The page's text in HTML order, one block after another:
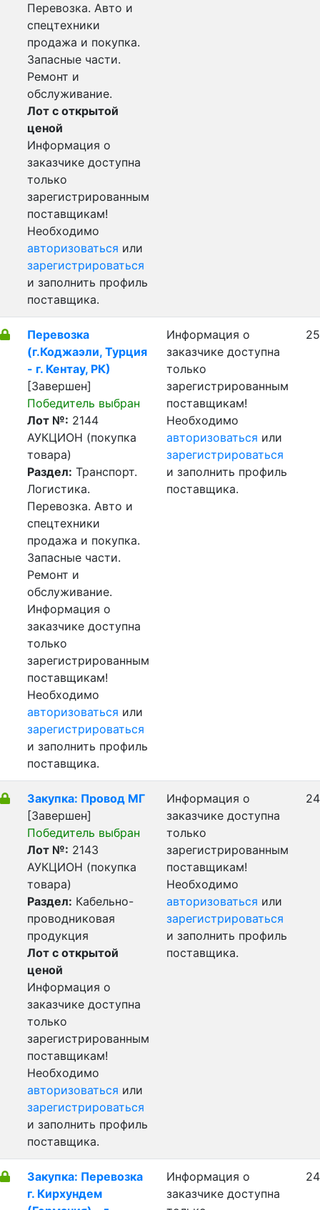
Перевозка. Авто и
спецтехники
продажа и покупка.
Запасные части.
Ремонт и
обслуживание.
Лот с открытой
ценой
Информация о
заказчике доступна
только
зарегистрированным
поставщикам!
Необходимо
авторизоваться или
зарегистрироваться
и заполнить профиль
поставщика.
Перевозка
(г.Коджаэли, Турция
- г. Кентау, РК)
[Завершен]
Победитель выбран
Лот №: 2144
АУКЦИОН (покупка
товара)
Раздел: Транспорт.
Логистика.
Перевозка. Авто и
спецтехники
продажа и покупка.
Запасные части.
Ремонт и
обслуживание.
Информация о
заказчике доступна
только
зарегистрированным
поставщикам!
Необходимо
авторизоваться или
зарегистрироваться
и заполнить профиль
поставщика.
Информация о
заказчике доступна
только
зарегистрированным
поставщикам!
Необходимо
авторизоваться или
зарегистрироваться
и заполнить профиль
поставщика.
Закупка: Провод МГ
[Завершен]
Победитель выбран
Лот №: 2143
АУКЦИОН (покупка
товара)
Раздел: Кабельно-
проводниковая
продукция
Лот с открытой
ценой
Информация о
заказчике доступна
только
зарегистрированным
поставщикам!
Необходимо
авторизоваться или
зарегистрироваться
и заполнить профиль
поставщика.
Информация о
заказчике доступна
только
зарегистрированным
поставщикам!
Необходимо
авторизоваться или
зарегистрироваться
и заполнить профиль
поставщика.
Закупка: Перевозка
г. Кирхундем
Информация о
заказчике доступна